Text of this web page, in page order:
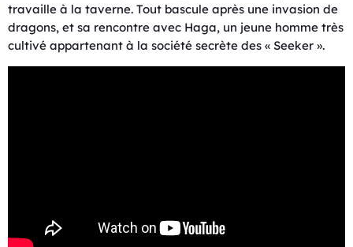
travaille à la taverne. Tout bascule après une invasion de
dragons, et sa rencontre avec Haga, un jeune homme très
cultivé appartenant à la société secrète des « Seeker ».